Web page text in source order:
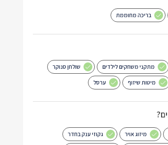
בריכה מחוממת
מתקני משחקים לילדים שולחן סנוקר
מיטות שיזוף ערסל
מיזוג אויר גקוזי ענק בחדר